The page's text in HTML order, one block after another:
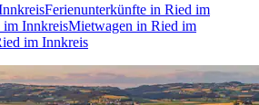
Ferienunterkünfte in Ried im
im InnkreisMietwagen in Ried im
im Innkreis